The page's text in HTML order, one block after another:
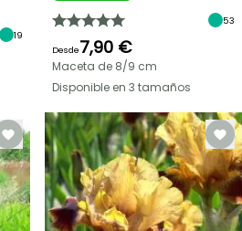
19
53
Desde7,90 €
Maceta de 8/9 cm
Disponible en 3 tamaños